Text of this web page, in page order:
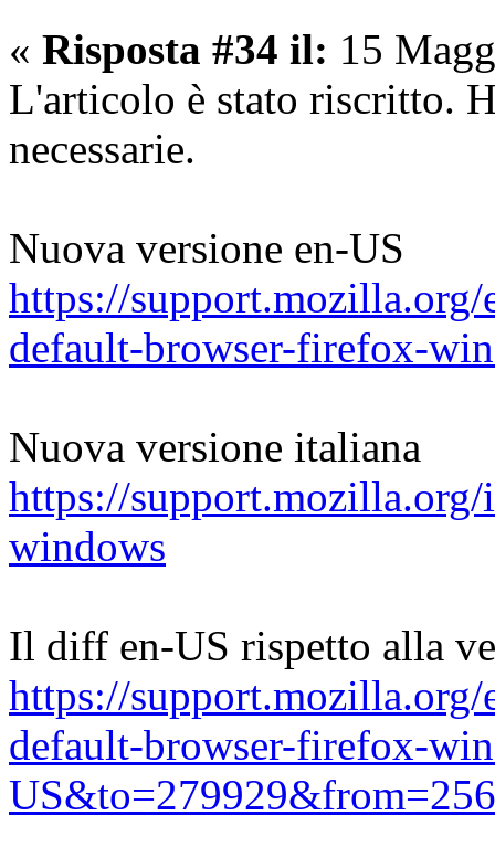
« Risposta #34 il: 15
L'articolo è stato riscritto.
necessarie.
Nuova versione en-US
https://
default-browser-firefox-
Nuova versione italiana
https://
windows
Il diff en-US rispetto alla
https://
default-browser-firefox-